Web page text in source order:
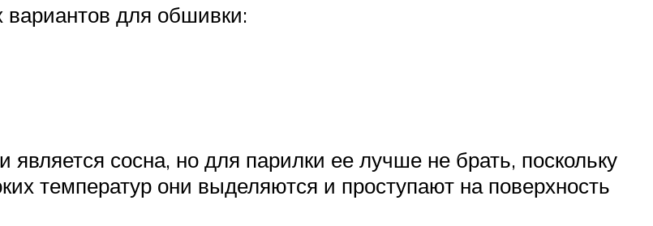
вариантов для обшивки:
сосна, но для парилки ее лучше не брать, поскольку
температур они выделяются и проступают на поверхность